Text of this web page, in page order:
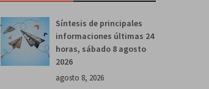
Síntesis de principales
informaciones últimas 24
horas, sábado 8 agosto
2026
agosto 8, 2026